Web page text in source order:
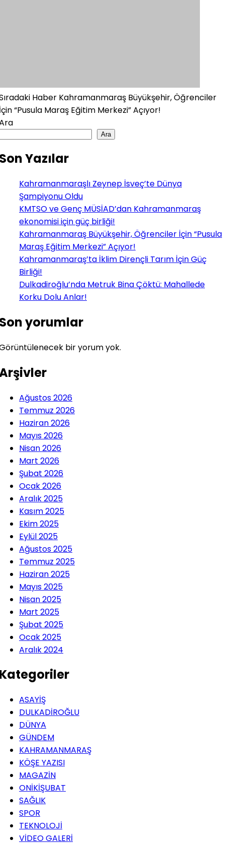
Haber Kahramanmaraş Büyükşehir, Öğrenciler
“Pusula Maraş Eğitim Merkezi” Açıyor!
Ara
Yazılar
Kahramanmaraşlı Zeynep İsveç’te Dünya
Şampiyonu Oldu
KMTSO ve Genç MÜSİAD’dan Kahramanmaraş
ekonomisi için güç birliği!
Kahramanmaraş Büyükşehir, Öğrenciler İçin “Pusula
Maraş Eğitim Merkezi” Açıyor!
Kahramanmaraş’ta İklim Dirençli Tarım İçin Güç
Birliği!
Dulkadiroğlu’nda Metruk Bina Çöktü: Mahallede
Korku Dolu Anlar!
yorumlar
bir yorum yok.
Ağustos 2026
Temmuz 2026
Haziran 2026
Mayıs 2026
Nisan 2026
Mart 2026
Şubat 2026
Ocak 2026
Aralık 2025
Kasım 2025
Ekim 2025
Eylül 2025
Ağustos 2025
Temmuz 2025
Haziran 2025
Mayıs 2025
Nisan 2025
Mart 2025
Şubat 2025
Ocak 2025
Aralık 2024
ASAYİŞ
DULKADİROĞLU
DÜNYA
GÜNDEM
KAHRAMANMARAŞ
KÖŞE YAZISI
MAGAZİN
ONİKİŞUBAT
SAĞLIK
SPOR
TEKNOLOJİ
VİDEO GALERİ